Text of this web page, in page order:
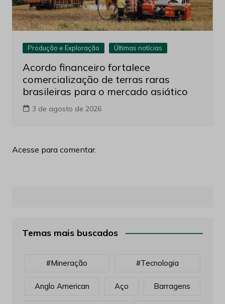
Produção e Exploração Últimas notícias
Acordo financeiro fortalece
comercialização de terras raras
brasileiras para o mercado asiático
3 de agosto de 2026
Acesse para comentar.
Temas mais buscados
#mineração #tecnologia
Anglo American Aço Barragens